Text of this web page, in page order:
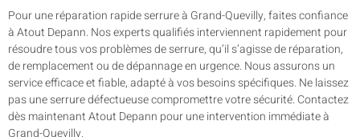
Pour une réparation rapide serrure à Grand-Quevilly, faites confiance
à Atout Depann. Nos experts qualifiés interviennent rapidement pour
résoudre tous vos problèmes de serrure, qu’il s’agisse de réparation,
de remplacement ou de dépannage en urgence. Nous assurons un
service efficace et fiable, adapté à vos besoins spécifiques. Ne laissez
pas une serrure défectueuse compromettre votre sécurité. Contactez
dès maintenant Atout Depann pour une intervention immédiate à
Grand-Quevilly.